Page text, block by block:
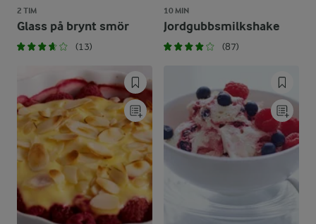
2 TIM
Glass på brynt smör
(13)
10 MIN
Jordgubbsmilkshake
(87)